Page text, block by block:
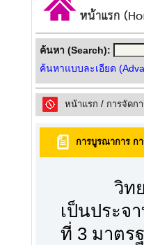
ค้นหา (Search):
ค้นหาแบบละเอียด
หน้าแรก / การจัดก
การบูรณาการ ก
วิทยาลั
เป็นประจ
ที่ 3 มาตร